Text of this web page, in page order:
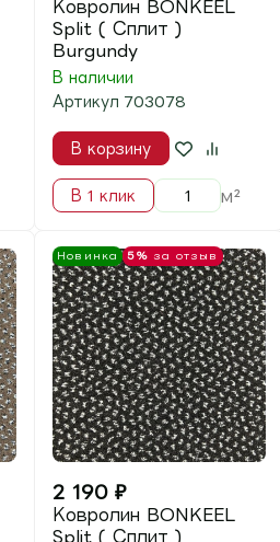
1 955
Ковролин Capri (
Капри ) 34183
В наличии
Артикул 520534183
В корзину
В 1 клик м²
5%за отзыв
- 36%
Выгода600 ₽